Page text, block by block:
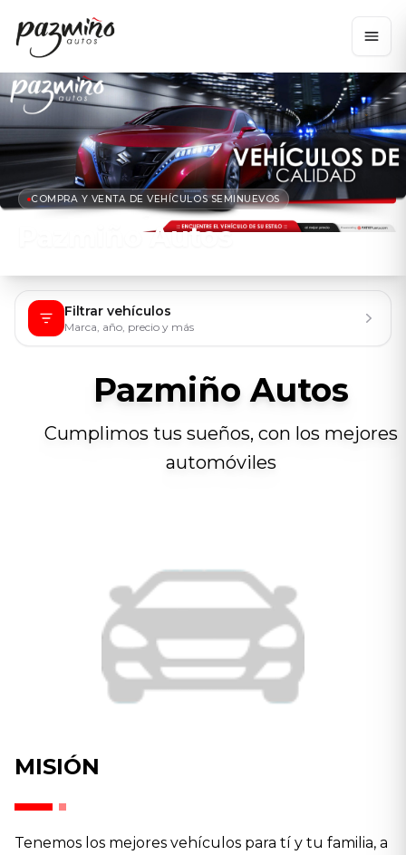
COMPRA Y VENTA DE VEHÍCULOS SEMINUEVOS
Pazmiño Autos
Filtrar vehículos
Marca, año, precio y más
Pazmiño Autos
Cumplimos tus sueños, con los mejores
automóviles
MISIÓN
Tenemos los mejores vehículos para tí y tu familia, a